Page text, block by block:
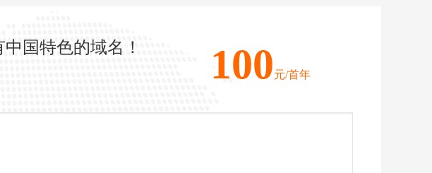
国特色的域名！ 100元/首年